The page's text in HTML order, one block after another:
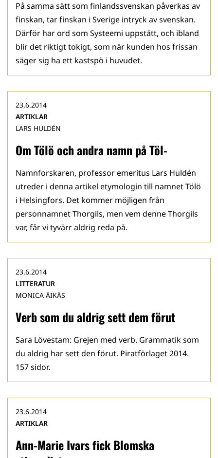
På samma sätt som finlandssvenskan påverkas av
finskan, tar finskan i Sverige intryck av svenskan.
Därför har ord som Systeemi uppstått, och ibland
blir det riktigt tokigt, som när kunden hos frissan
säger sig ha ett kastspö i huvudet.
Om Tölö och andra namn på Töl-
23.6.2014
ARTIKLAR
LARS HULDÉN
Namnforskaren, professor emeritus Lars Huldén
utreder i denna artikel etymologin till namnet Tölö
i Helsingfors. Det kommer möjligen från
personnamnet Thorgils, men vem denne Thorgils
var, får vi tyvärr aldrig reda på.
Verb som du aldrig sett dem förut
23.6.2014
LITTERATUR
MONICA ÄIKÄS
Sara Lövestam: Grejen med verb. Grammatik som
du aldrig har sett den förut. Piratförlaget 2014.
157 sidor.
Ann-Marie Ivars fick Blomska
23.6.2014
ARTIKLAR